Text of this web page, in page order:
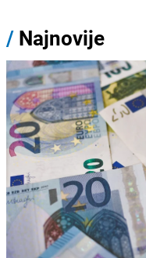
/ Najnovije